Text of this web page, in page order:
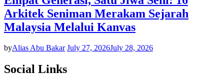
Arkitek Seniman Merakam Sejarah
Malaysia Melalui Kanvas
byAlias Abu Bakar July 27, 2026July 28, 2026
Social Links